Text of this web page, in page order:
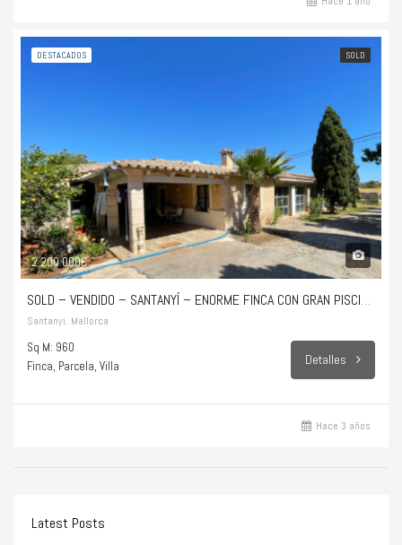
DESTACADOS SOLD
2.200.000€
SOLD – VENDIDO – SANTANYÍ – ENORME FINCA CON GRAN PISCINA Y MUCHAS POSIBILIDADES
Santanyi. Mallorca
Sq M: 960
Finca, Parcela, Villa
Detalles
Hace 3 años
Latest Posts